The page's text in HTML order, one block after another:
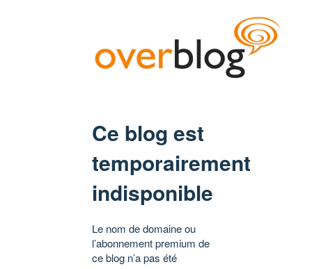
Ce blog est
temporairement
indisponible
Le nom de domaine ou
l’abonnement premium de
ce blog n’a pas été